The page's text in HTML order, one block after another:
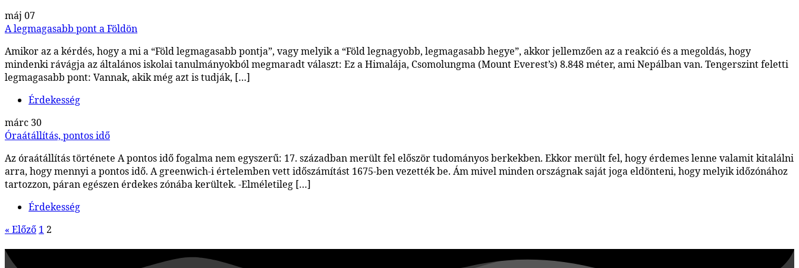
máj 07
A legmagasabb pont a Földön
Amikor az a kérdés, hogy a mi a “Föld legmagasabb pontja”, vagy melyik a “Föld legnagyobb, legmagasabb hegye”, akkor jellemzően az a reakció és a megoldás, hogy
mindenki rávágja az általános iskolai tanulmányokból megmaradt választ: Ez a Himalája, Csomolungma (Mount Everest’s) 8.848 méter, ami Nepálban van. Tengerszint feletti
legmagasabb pont: Vannak, akik még azt is tudják, […]
Érdekesség
márc 30
Óraátállítás, pontos idő
Az óraátállítás története A pontos idő fogalma nem egyszerű: 17. században merült fel először tudományos berkekben. Ekkor merült fel, hogy érdemes lenne valamit kitalálni
arra, hogy mennyi a pontos idő. A greenwich-i értelemben vett időszámítást 1675-ben vezették be. Ám mivel minden országnak saját joga eldönteni, hogy melyik időzónához
tartozzon, páran egészen érdekes zónába kerültek. -Elméletileg […]
Érdekesség
« Előző 1 2